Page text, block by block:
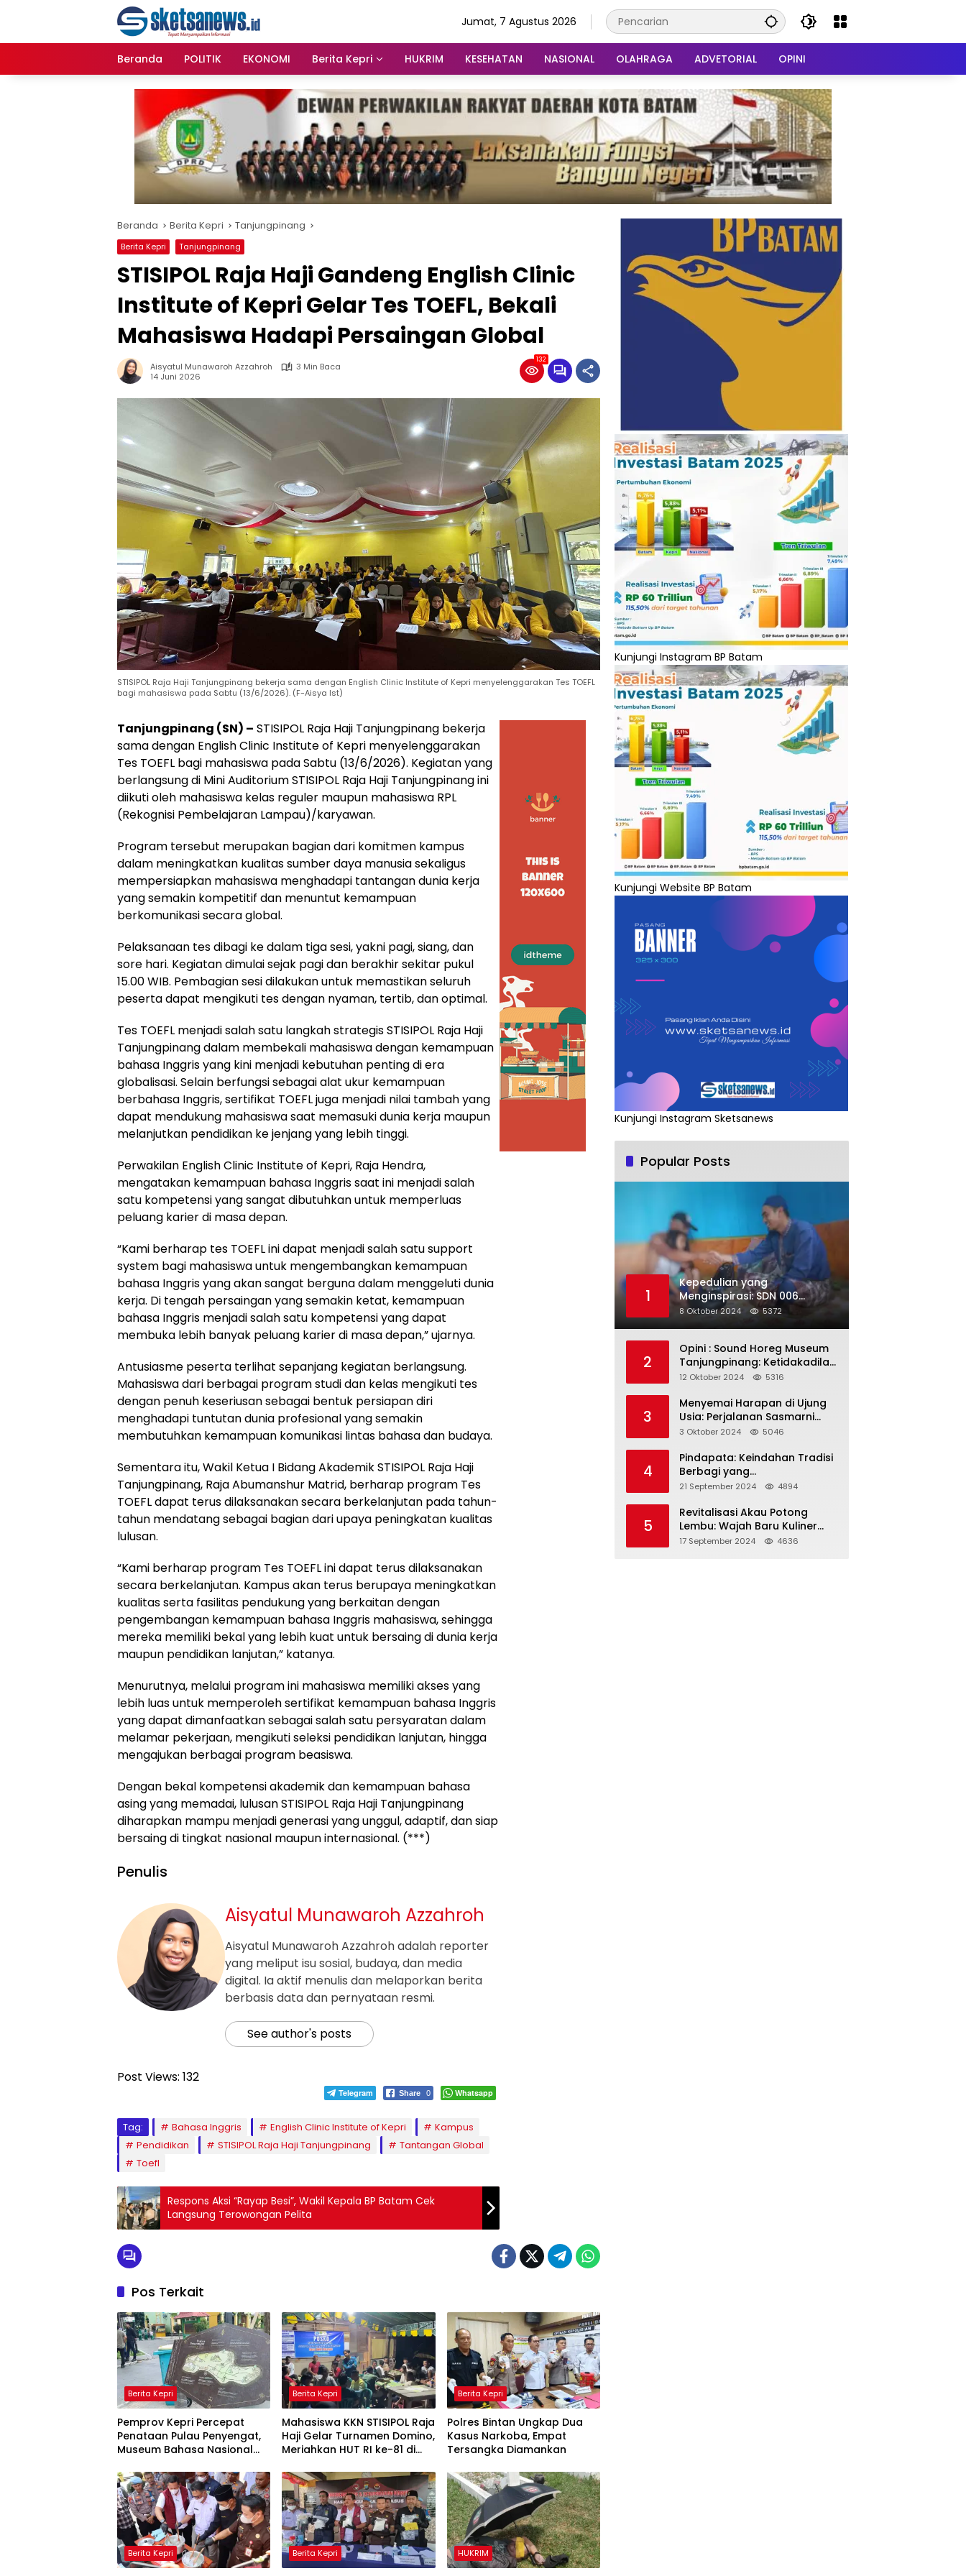
Jumat, 7 Agustus 2026
Beranda POLITIK EKONOMI Berita Kepri HUKRIM KESEHATAN NASIONAL OLAHRAGA ADVETORIAL OPINI
Beranda Berita Kepri Tanjungpinang
Berita Kepri Tanjungpinang
STISIPOL Raja Haji Gandeng English Clinic
Institute of Kepri Gelar Tes TOEFL, Bekali
Mahasiswa Hadapi Persaingan Global
Aisyatul Munawaroh Azzahroh
3 Min Baca
14 Juni 2026
132
STISIPOL Raja Haji Tanjungpinang bekerja sama dengan English Clinic Institute of Kepri menyelenggarakan Tes TOEFL
bagi mahasiswa pada Sabtu (13/6/2026). (F-Aisya Ist)
Tanjungpinang (SN) – STISIPOL Raja Haji Tanjungpinang bekerja
sama dengan English Clinic Institute of Kepri menyelenggarakan
Tes TOEFL bagi mahasiswa pada Sabtu (13/6/2026). Kegiatan yang
berlangsung di Mini Auditorium STISIPOL Raja Haji Tanjungpinang ini
diikuti oleh mahasiswa kelas reguler maupun mahasiswa RPL
(Rekognisi Pembelajaran Lampau)/karyawan.
Program tersebut merupakan bagian dari komitmen kampus
dalam meningkatkan kualitas sumber daya manusia sekaligus
mempersiapkan mahasiswa menghadapi tantangan dunia kerja
yang semakin kompetitif dan menuntut kemampuan
berkomunikasi secara global.
Pelaksanaan tes dibagi ke dalam tiga sesi, yakni pagi, siang, dan
sore hari. Kegiatan dimulai sejak pagi dan berakhir sekitar pukul
15.00 WIB. Pembagian sesi dilakukan untuk memastikan seluruh
peserta dapat mengikuti tes dengan nyaman, tertib, dan optimal.
Tes TOEFL menjadi salah satu langkah strategis STISIPOL Raja Haji
Tanjungpinang dalam membekali mahasiswa dengan kemampuan
bahasa Inggris yang kini menjadi kebutuhan penting di era
globalisasi. Selain berfungsi sebagai alat ukur kemampuan
berbahasa Inggris, sertifikat TOEFL juga menjadi nilai tambah yang
dapat mendukung mahasiswa saat memasuki dunia kerja maupun
melanjutkan pendidikan ke jenjang yang lebih tinggi.
Perwakilan English Clinic Institute of Kepri, Raja Hendra,
mengatakan kemampuan bahasa Inggris saat ini menjadi salah
satu kompetensi yang sangat dibutuhkan untuk memperluas
peluang karier di masa depan.
“Kami berharap tes TOEFL ini dapat menjadi salah satu support
system bagi mahasiswa untuk mengembangkan kemampuan
bahasa Inggris yang akan sangat berguna dalam menggeluti dunia
kerja. Di tengah persaingan yang semakin ketat, kemampuan
bahasa Inggris menjadi salah satu kompetensi yang dapat
membuka lebih banyak peluang karier di masa depan,” ujarnya.
Antusiasme peserta terlihat sepanjang kegiatan berlangsung.
Mahasiswa dari berbagai program studi dan kelas mengikuti tes
dengan penuh keseriusan sebagai bentuk persiapan diri
menghadapi tuntutan dunia profesional yang semakin
membutuhkan kemampuan komunikasi lintas bahasa dan budaya.
Sementara itu, Wakil Ketua I Bidang Akademik STISIPOL Raja Haji
Tanjungpinang, Raja Abumanshur Matrid, berharap program Tes
TOEFL dapat terus dilaksanakan secara berkelanjutan pada tahun-
tahun mendatang sebagai bagian dari upaya peningkatan kualitas
lulusan.
“Kami berharap program Tes TOEFL ini dapat terus dilaksanakan
secara berkelanjutan. Kampus akan terus berupaya meningkatkan
kualitas serta fasilitas pendukung yang berkaitan dengan
pengembangan kemampuan bahasa Inggris mahasiswa, sehingga
mereka memiliki bekal yang lebih kuat untuk bersaing di dunia kerja
maupun pendidikan lanjutan,” katanya.
Menurutnya, melalui program ini mahasiswa memiliki akses yang
lebih luas untuk memperoleh sertifikat kemampuan bahasa Inggris
yang dapat dimanfaatkan sebagai salah satu persyaratan dalam
melamar pekerjaan, mengikuti seleksi pendidikan lanjutan, hingga
mengajukan berbagai program beasiswa.
Dengan bekal kompetensi akademik dan kemampuan bahasa
asing yang memadai, lulusan STISIPOL Raja Haji Tanjungpinang
diharapkan mampu menjadi generasi yang unggul, adaptif, dan siap
bersaing di tingkat nasional maupun internasional. (***)
Penulis
Aisyatul Munawaroh Azzahroh
Aisyatul Munawaroh Azzahroh adalah reporter
yang meliput isu sosial, budaya, dan media
digital. Ia aktif menulis dan melaporkan berita
berbasis data dan pernyataan resmi.
See author's posts
Post Views: 132
Telegram Share 0 Whatsapp
Tag: Bahasa Inggris English Clinic Institute of Kepri
Kampus
Pendidikan
STISIPOL Raja Haji Tanjungpinang
Tantangan Global
Toefl
Respons Aksi “Rayap Besi”, Wakil Kepala BP Batam Cek
Langsung Terowongan Pelita
Pos Terkait
Berita Kepri
Pemprov Kepri Percepat
Penataan Pulau Penyengat,
Museum Bahasa Nasional
Berita Kepri
Mahasiswa KKN STISIPOL Raja
Haji Gelar Turnamen Domino,
Meriahkan HUT RI ke-81 di
Berita Kepri
Polres Bintan Ungkap Dua
Kasus Narkoba, Empat
Tersangka Diamankan
Berita Kepri Berita Kepri HUKRIM
Kunjungi Instagram BP Batam
Kunjungi Website BP Batam
Kunjungi Instagram Sketsanews
Popular Posts
1
Kepedulian yang
Menginspirasi: SDN 006
Merawang Gelar Program
“Berbagi Segenggam Beras”
8 Oktober 2024 5372
2
Opini : Sound Horeg Museum
Tanjungpinang: Ketidakadilan
dalam Representasi
12 Oktober 2024 5316
3
Menyemai Harapan di Ujung
Usia: Perjalanan Sasmarni
dalam Menyentuh Hati dan
3 Oktober 2024 5046
4
Pindapata: Keindahan Tradisi
Berbagi yang
Menghubungkan Umat dalam
Kebersamaan dalam Agama
Buddha
21 September 2024 4894
5
Revitalisasi Akau Potong
Lembu: Wajah Baru Kuliner
Legendaris Tanjungpinang
17 September 2024 4636